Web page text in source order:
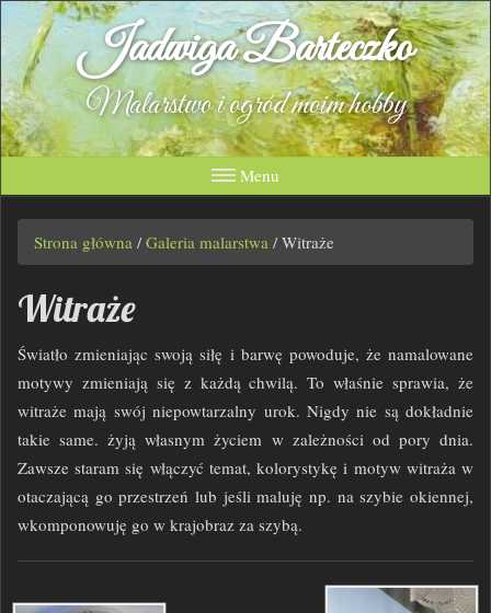
Jadwiga Barteczko
Malarstwo i ogród moim hobby
Menu
Strona główna / Galeria malarstwa / Witraże
Witraże
Światło zmieniając swoją siłę i barwę powoduje, że namalowane
motywy zmieniają się z każdą chwilą. To właśnie sprawia, że
witraże mają swój niepowtarzalny urok. Nigdy nie są dokładnie
takie same. żyją własnym życiem w zależności od pory dnia.
Zawsze staram się włączyć temat, kolorystykę i motyw witraża w
otaczającą go przestrzeń lub jeśli maluję np. na szybie okiennej,
wkomponowuję go w krajobraz za szybą.